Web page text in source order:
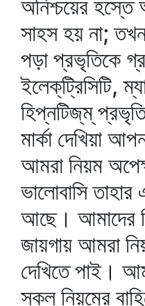
অনিশ্চয়ের হস্তে
সাহস হয় না;
পড়া প্রভৃতিকে
ইলেক্‌ট্রিসিটি,
হিপ্‌নটিজ্‌ম্‌
মার্কা দেখিয়া
আমরা নিয়ম
ভালোবাসি
আছে। আমাদের
জায়গায় আমরা
দেখিতে পাই।
সকল নিয়মের